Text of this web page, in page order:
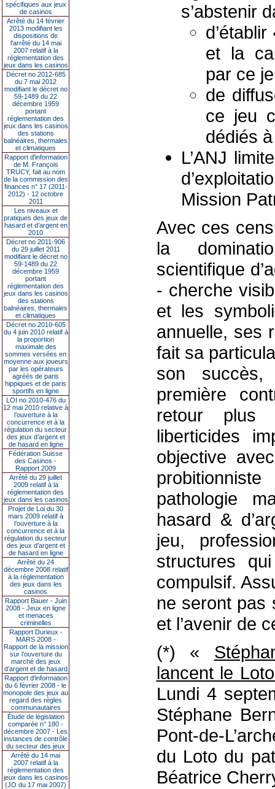
spécifiques aux jeux
de casinos
Arrêté du 14 février
2013 modifiant les
dispositions de
l'arrêté du 14 mai
2007 relatif à la
réglementation des
jeux dans les casinos
Décret no 2012-685
du 7 mai 2012
modifiant le décret no
59-1489 du 22
décembre 1959
portant
réglementation des
jeux dans les casinos
des stations
balnéaires, thermales
et climatiques
Rapport d'information
de M. François
TRUCY, fait au nom
de la commission des
finances n° 17 (2011-
2012) - 12 octobre
2011
Les niveaux et
pratiques des jeux de
hasard et d’argent en
2010
Décret no 2011-906
du 29 juillet 2011
modifiant le décret no
59-1489 du 22
décembre 1959
portant
réglementation des
jeux dans les casinos
des stations
balnéaires, thermales
et climatiques
Décret no 2010-605
du 4 juin 2010 relatif à
la proportion
maximale des
sommes versées en
moyenne aux joueurs
par les opérateurs
agréés de paris
hippiques et de paris
sportifs en ligne
LOI no 2010-476 du
12 mai 2010 relative à
l’ouverture à la
concurrence et à la
régulation du secteur
des jeux d’argent et
de hasard en ligne
Fédération Suisse
des Casinos -
Rapport 2009
Arrêté du 29 juillet
2009 relatif à la
réglementation des
jeux dans les casinos
Projet de Loi du 30
mars 2009 relatif à
l’ouverture à la
concurrence et à la
régulation du secteur
des jeux d’argent et
de hasard en ligne
Arrêté du 24
décembre 2008 relatif
à la réglementation
des jeux dans les
casinos
Rapport Bauer - Juin
2008 - Jeux en ligne
et menaces
criminelles
Rapport Durieux -
MARS 2008 -
Rapport de la mission
sur l’ouverture du
marché des jeux
d’argent et de hasard
Rapport d'information
du 6 février 2008 - le
monopole des jeux au
regard des règles
communautaires
Étude de législation
comparée n° 180 -
décembre 2007 - Les
instances de contrôle
du secteur des jeux
Arrêté du 14 mai
2007 relatif à la
réglementation des
jeux dans les casinos
(JO du 17 mai 2007)
s’abstenir
et la
par ce
de
ce jeu
dédiés
L’ANJ
Mission
Avec ces
la
scientifique
- cherche
et les
annuelle, ses
fait sa
son
première
retour plus
liberticides
objective
pathologie
hasard &
jeu,
structures
compulsif.
ne seront pas
et l’avenir de
(*) «
lancent le
Lundi 4
Stéphane
Pont-de-
du Loto du
Béatrice